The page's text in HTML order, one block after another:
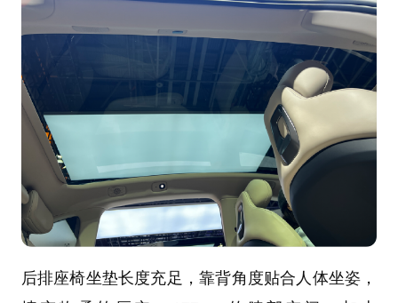
后排座椅坐垫长度充足，靠背角度贴合人体坐姿，